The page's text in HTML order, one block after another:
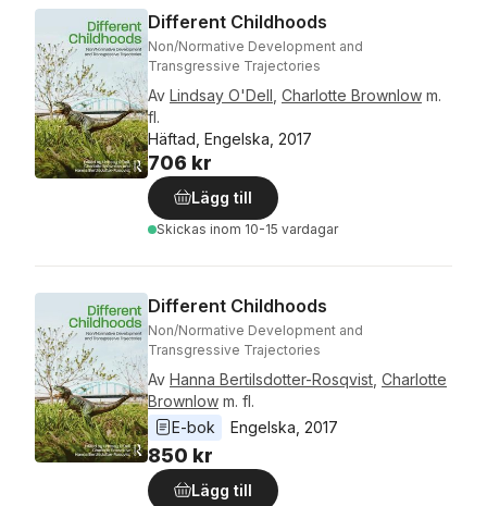
Different Childhoods
Non/Normative Development and
Transgressive Trajectories
Av Lindsay O'Dell Charlotte Brownlow m.
fl.
Häftad, Engelska, 2017
706 kr
Lägg till
Skickas inom 10-15 vardagar
Different Childhoods
Non/Normative Development and
Transgressive Trajectories
Av Hanna Bertilsdotter-Rosqvist Charlotte
Brownlow m. fl.
E-bok
Engelska 2017
850 kr
Lägg till